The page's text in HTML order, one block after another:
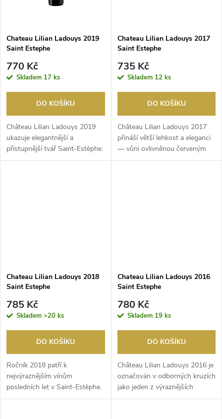
Chateau Lilian Ladouys 2019
Saint Estephe
770 Kč
Skladem 17 ks
DO KOŠÍKU
Château Lilian Ladouys 2019
ukazuje elegantnější a
přístupnější tvář Saint-Estèphe.
Ve vůni se snoub...
Chateau Lilian Ladouys 2017
Saint Estephe
735 Kč
Skladem 12 ks
DO KOŠÍKU
Château Lilian Ladouys 2017
přináší větší lehkost a eleganci
— vůni ovlivněnou červeným
ovocem, troc...
Chateau Lilian Ladouys 2018
Saint Estephe
785 Kč
Skladem >20 ks
DO KOŠÍKU
Ročník 2018 patří k
nejvýraznějším vínům
posledních let v Saint-Estèphe.
Víno se prezentuje hlubokou...
Chateau Lilian Ladouys 2016
Saint Estephe
780 Kč
Skladem 19 ks
DO KOŠÍKU
Château Lilian Ladouys 2016 je
označován v odborných kruzích
jako jeden z výraznějších
posledních le...